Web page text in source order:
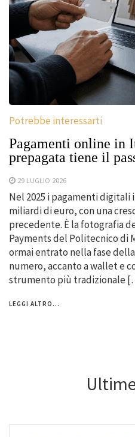
Potrebbe interessarti
Pagamenti online in
prepagata tiene il
29 LUGLIO 2026
Nel 2025 i pagamenti digitali
miliardi di euro, con una
precedente. È la fotografia
Payments del Politecnico di
ormai entrato nella fase
numero, accanto a wallet e
strumento più tradizionale
LEGGI ALTRO...